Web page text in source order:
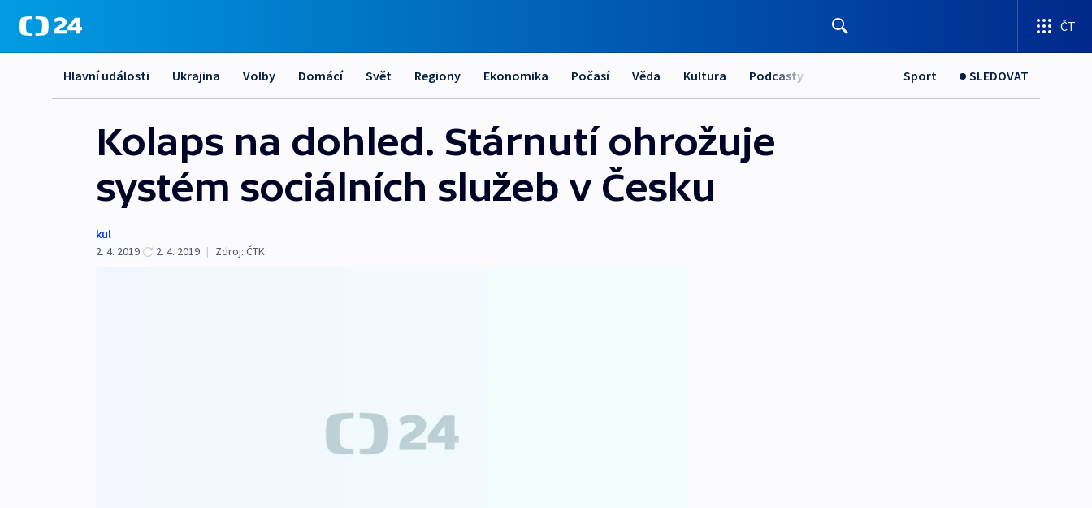
ČT
Hlavní události Ukrajina Volby Domácí Svět Regiony Ekonomika Počasí Věda Kultura Podcasty Sport SLEDOVAT
Kolaps na dohled. Stárnutí ohrožuje
systém sociálních služeb v Česku
kul
2. 4. 2019
2. 4. 2019 | Zdroj: ČTK